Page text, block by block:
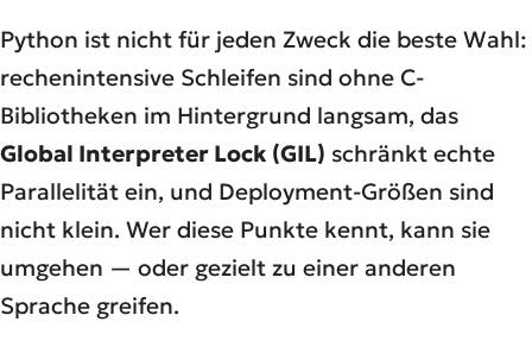
Python ist nicht für jeden Zweck die beste Wahl:
rechenintensive Schleifen sind ohne C-
Bibliotheken im Hintergrund langsam, das
Global Interpreter Lock (GIL) schränkt echte
Parallelität ein, und Deployment-Größen sind
nicht klein. Wer diese Punkte kennt, kann sie
umgehen — oder gezielt zu einer anderen
Sprache greifen.